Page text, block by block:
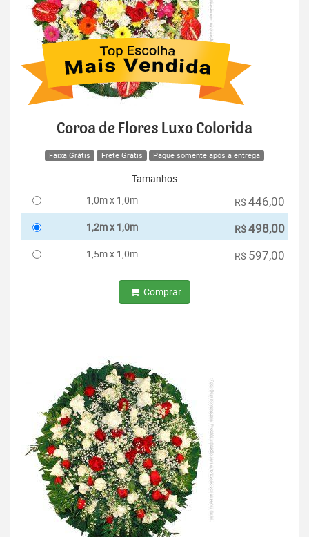
Coroa de Flores Luxo Colorida
Faixa Grátis Frete Grátis Pague somente após a entrega
Tamanhos
1,0m x 1,0m
R$ 446,00
1,2m x 1,0m R$498,00
1,5m x 1,0m R$ 597,00
Comprar